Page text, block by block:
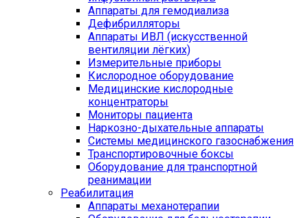
Аппараты для гемодиализа
Дефибрилляторы
Аппараты ИВЛ (искусственной
вентиляции лёгких)
Измерительные приборы
Кислородное оборудование
Медицинские кислородные
концентраторы
Мониторы пациента
Наркозно-дыхательные аппараты
Системы медицинского газоснабжения
Транспортировочные боксы
Оборудование для транспортной
реанимации
Реабилитация
Аппараты механотерапии